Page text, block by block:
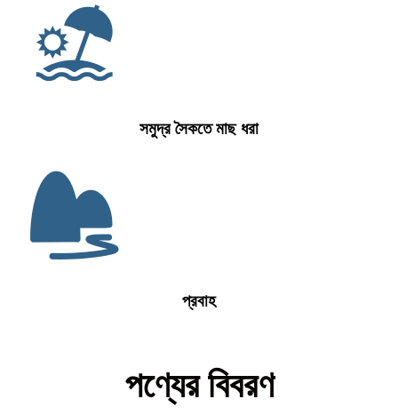
সমুদ্র সৈকতে মাছ ধরা
প্রবাহ
পণ্যের বিবরণ